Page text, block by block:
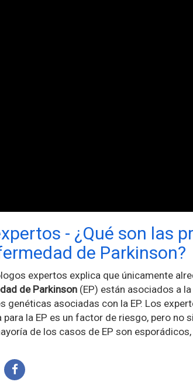
- ¿Qué son las
de Parkinson?
expertos explica que únicamente
de Parkinson (EP) están asociados a
genéticas asociadas con la EP. Los
la EP es un factor de riesgo, pero no
de los casos de EP son